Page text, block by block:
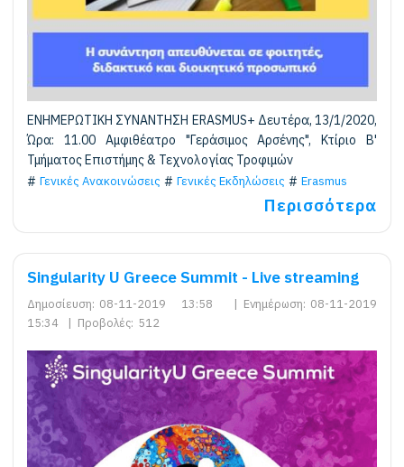
ΕΝΗΜΕΡΩΤΙΚΗ ΣΥΝΑΝΤΗΣΗ ERASMUS+ Δευτέρα, 13/1/2020,
Ώρα: 11.00 Αμφιθέατρο "Γεράσιμος Αρσένης", Κτίριο Β'
Τμήματος Επιστήμης & Τεχνολογίας Τροφιμών
Γενικές Ανακοινώσεις
Γενικές Εκδηλώσεις Erasmus
Περισσότερα
Singularity U Greece Summit - Live streaming
Δημοσίευση: 08-11-2019 13:58 | Ενημέρωση: 08-11-2019
15:34
| Προβολές: 512